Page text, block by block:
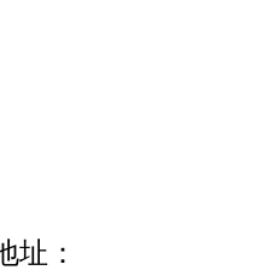
址：